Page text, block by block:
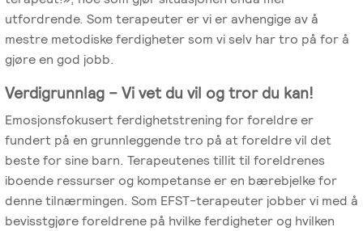
utfordrende. Som terapeuter er vi er avhengige av å
mestre metodiske ferdigheter som vi selv har tro på for å
gjøre en god jobb.
Verdigrunnlag – Vi vet du vil og tror du kan!
Emosjonsfokusert ferdighetstrening for foreldre er
fundert på en grunnleggende tro på at foreldre vil det
beste for sine barn. Terapeutenes tillit til foreldrenes
iboende ressurser og kompetanse er en bærebjelke for
denne tilnærmingen. Som EFST-terapeuter jobber vi med å
bevisstgjøre foreldrene på hvilke ferdigheter og hvilken